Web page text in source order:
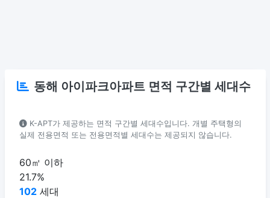
동해 아이파크아파트 면적 구간별 세대수
K-APT가 제공하는 면적 구간별 세대수입니다. 개별 주택형의
실제 전용면적 또는 전용면적별 세대수는 제공되지 않습니다.
60㎡ 이하
21.7%
102 세대